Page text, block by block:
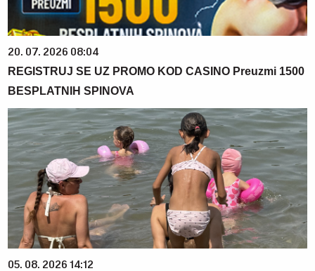
20. 07. 2026 08:04
REGISTRUJ SE UZ PROMO KOD CASINO Preuzmi 1500
BESPLATNIH SPINOVA
05. 08. 2026 14:12